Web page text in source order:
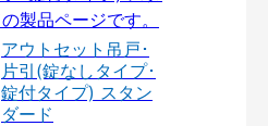
アウトセット吊戸･
片引(錠なしタイプ･
錠付タイプ) スタン
ダード